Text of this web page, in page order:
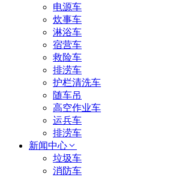
电源车
炊事车
淋浴车
宿营车
救险车
排涝车
护栏清洗车
随车吊
高空作业车
运兵车
排涝车
新闻中心
垃圾车
消防车